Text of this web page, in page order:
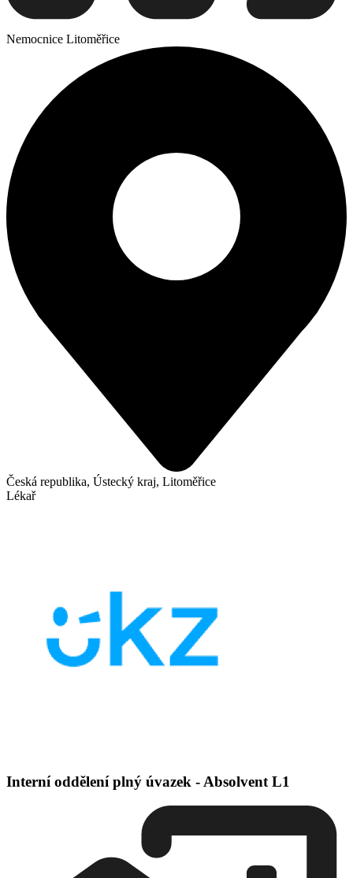
Nemocnice Litoměřice
Česká republika, Ústecký kraj, Litoměřice
Lékař
Interní oddělení plný úvazek - Absolvent L1